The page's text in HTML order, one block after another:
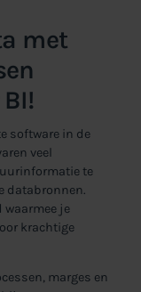
met
software in de
veel
te
databronnen.
waarmee je
krachtige
marges en